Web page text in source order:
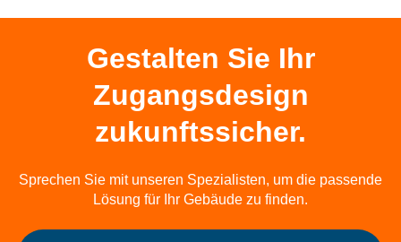
Gestalten Sie Ihr
Zugangsdesign
zukunftssicher.
Sprechen Sie mit unseren Spezialisten, um die passende
Lösung für Ihr Gebäude zu finden.